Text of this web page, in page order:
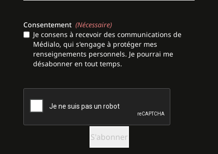
Consentement (Nécessaire)
Je consens à recevoir des communications de
Médialo, qui s'engage à protéger mes
renseignements personnels. Je pourrai me
désabonner en tout temps.